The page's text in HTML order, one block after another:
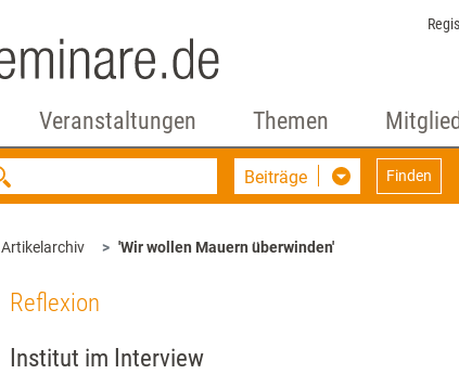
Veranstaltungen Themen
Beiträge Finden
Artikelarchiv 'Wir wollen Mauern überwinden'
Reflexion
Institut im Interview